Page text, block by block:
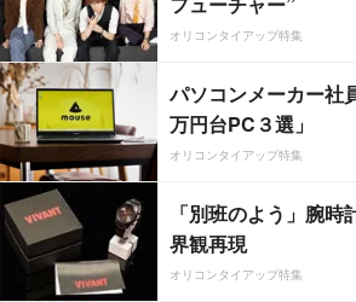
オリコンタイアップ特集
パソコンメーカー社
万円台PC３選」
オリコンタイアップ特集
「別班のよう」腕
界観再現
オリコンタイアップ特集